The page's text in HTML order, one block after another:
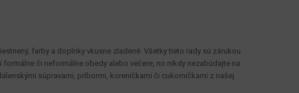
farby a doplnky vkusne zladené. Všetky tieto rady sú zárukou
či neformálne obedy alebo večere, no nikdy nezabúdajte na
súpravami, príbormi, koreničkami či cukorničkami z našej